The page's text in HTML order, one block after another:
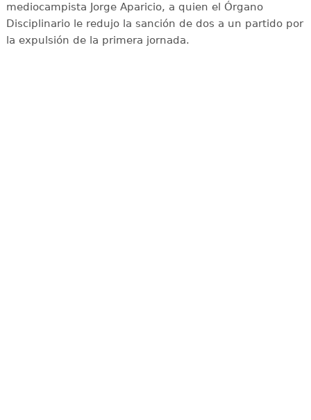
mediocampista Jorge Aparicio, a quien el Órgano
Disciplinario le redujo la sanción de dos a un partido por
la expulsión de la primera jornada.